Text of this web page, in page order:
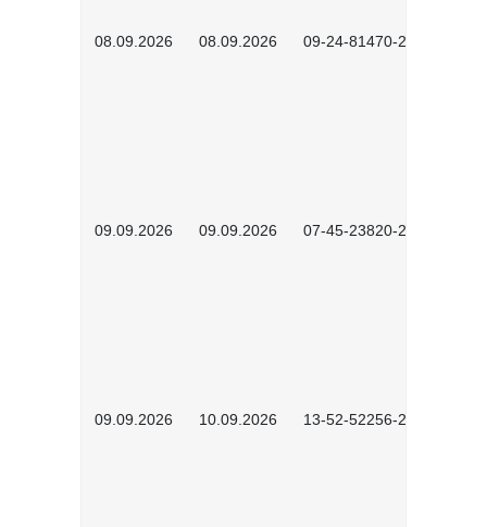
08.09.2026 08.09.2026 09-24-81470-2601
09.09.2026 09.09.2026 07-45-23820-2602
09.09.2026 10.09.2026 13-52-52256-2601